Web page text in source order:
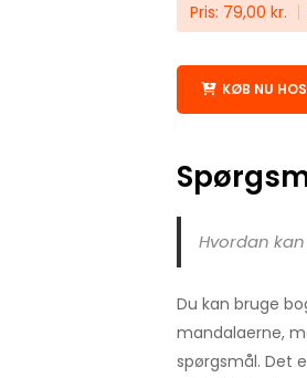
Pris: 79,00 kr.
KØB NU
Hvordan
Du kan bruge
mandalaerne,
spørgsmål. Det